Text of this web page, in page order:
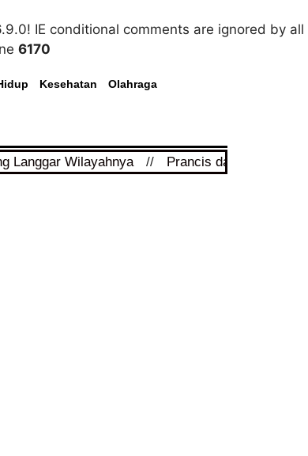
IE conditional comments are ignored by all
6170
Kesehatan Olahraga
Langgar Wilayahnya // Prancis dan Arab